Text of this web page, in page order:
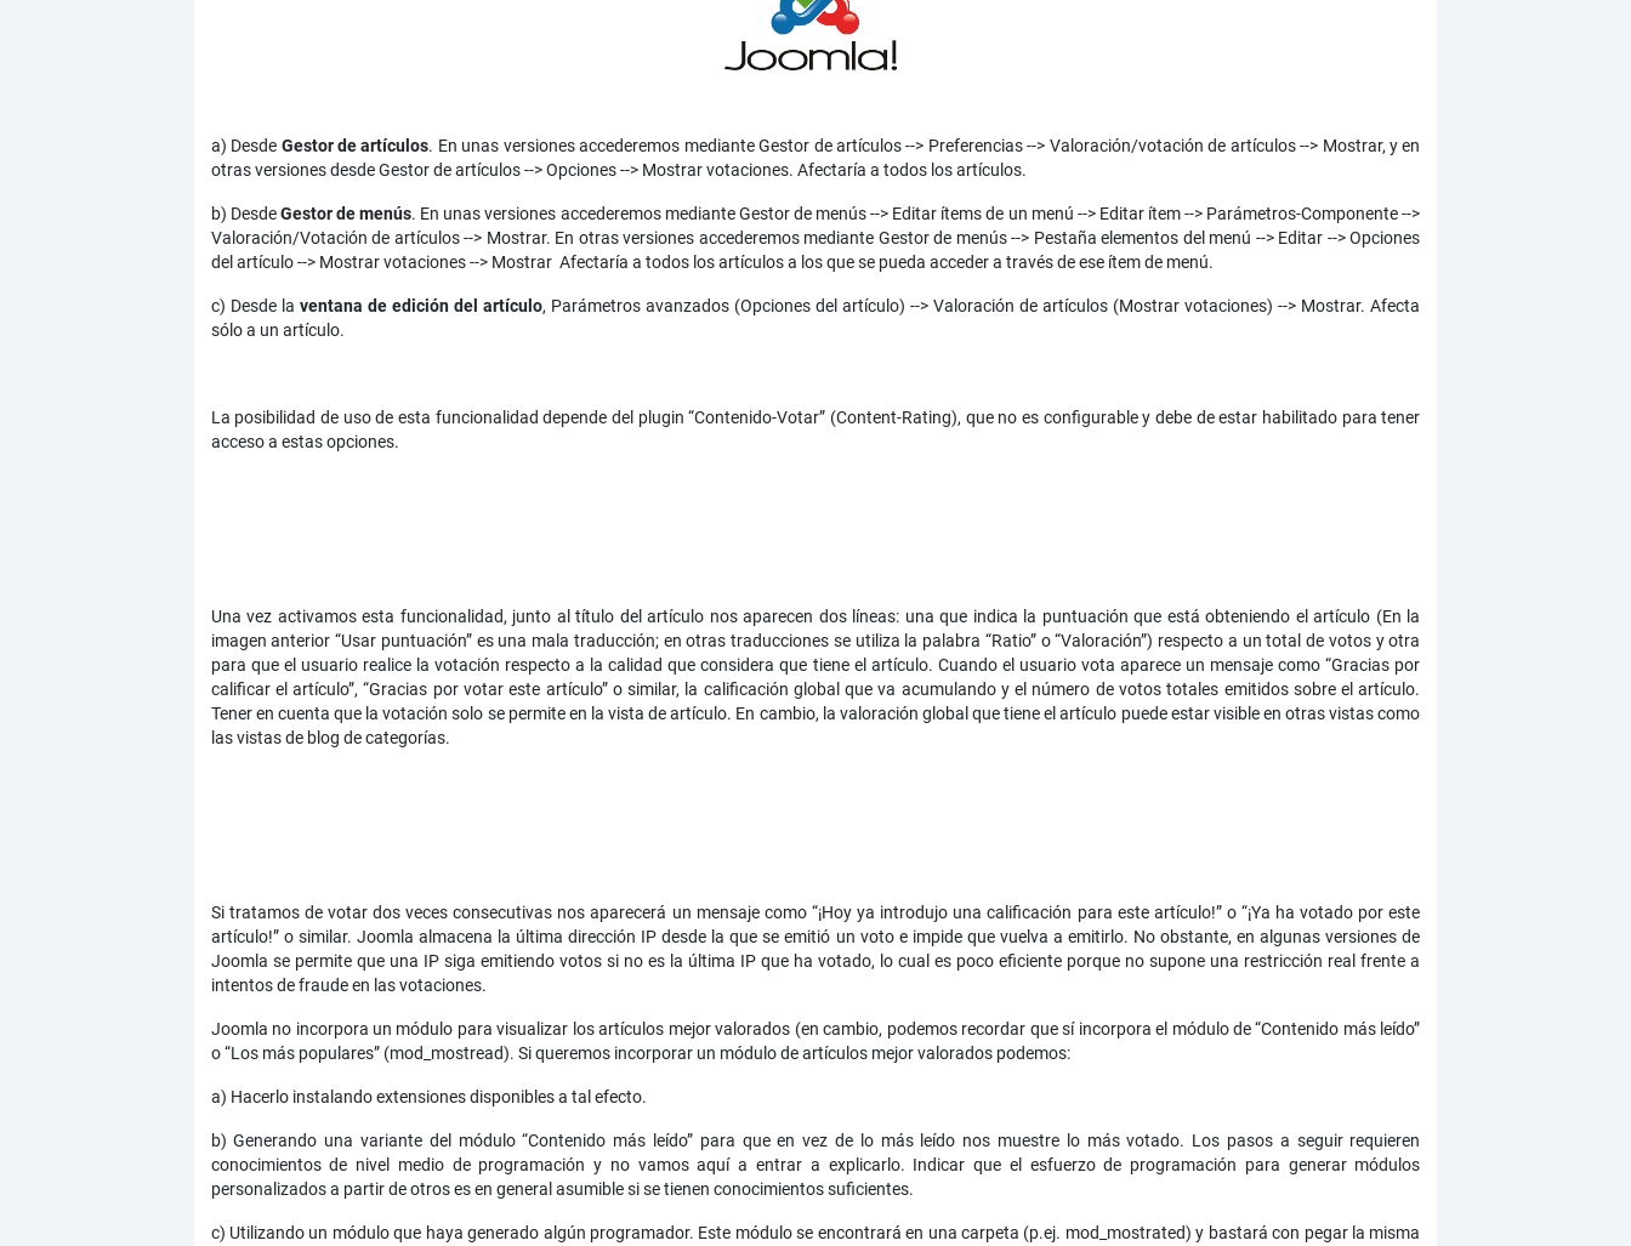
a) Desde Gestor de artículos. En unas versiones accederemos mediante Gestor de artículos --> Preferencias --> Valoración/votación de artículos --> Mostrar, y en
otras versiones desde Gestor de artículos --> Opciones --> Mostrar votaciones. Afectaría a todos los artículos.
b) DesdeGestor de menús. En unas versiones accederemos mediante Gestor de menús --> Editar ítems de un menú --> Editar ítem --> Parámetros-Componente -->
Valoración/Votación de artículos --> Mostrar. En otras versiones accederemos mediante Gestor de menús --> Pestaña elementos del menú --> Editar --> Opciones
del artículo --> Mostrar votaciones --> Mostrar Afectaría a todos los artículos a los que se pueda acceder a través de ese ítem de menú.
c) Desde la ventana de edición del artículo, Parámetros avanzados (Opciones del artículo) --> Valoración de artículos (Mostrar votaciones) --> Mostrar. Afecta
sólo a un artículo.
La posibilidad de uso de esta funcionalidad depende del plugin “Contenido-Votar” (Content-Rating), que no es configurable y debe de estar habilitado para tener
acceso a estas opciones.
Una vez activamos esta funcionalidad, junto al título del artículo nos aparecen dos líneas: una que indica la puntuación que está obteniendo el artículo (En la
imagen anterior “Usar puntuación” es una mala traducción; en otras traducciones se utiliza la palabra “Ratio” o “Valoración”) respecto a un total de votos y otra
para que el usuario realice la votación respecto a la calidad que considera que tiene el artículo. Cuando el usuario vota aparece un mensaje como “Gracias por
calificar el artículo”, “Gracias por votar este artículo” o similar, la calificación global que va acumulando y el número de votos totales emitidos sobre el artículo.
Tener en cuenta que la votación solo se permite en la vista de artículo. En cambio, la valoración global que tiene el artículo puede estar visible en otras vistas como
las vistas de blog de categorías.
Si tratamos de votar dos veces consecutivas nos aparecerá un mensaje como “¡Hoy ya introdujo una calificación para este artículo!” o “¡Ya ha votado por este
artículo!” o similar. Joomla almacena la última dirección IP desde la que se emitió un voto e impide que vuelva a emitirlo. No obstante, en algunas versiones de
Joomla se permite que una IP siga emitiendo votos si no es la última IP que ha votado, lo cual es poco eficiente porque no supone una restricción real frente a
intentos de fraude en las votaciones.
Joomla no incorpora un módulo para visualizar los artículos mejor valorados (en cambio, podemos recordar que sí incorpora el módulo de “Contenido más leído”
o “Los más populares” (mod_mostread). Si queremos incorporar un módulo de artículos mejor valorados podemos:
a) Hacerlo instalando extensiones disponibles a tal efecto.
b) Generando una variante del módulo “Contenido más leído” para que en vez de lo más leído nos muestre lo más votado. Los pasos a seguir requieren
conocimientos de nivel medio de programación y no vamos aquí a entrar a explicarlo. Indicar que el esfuerzo de programación para generar módulos
personalizados a partir de otros es en general asumible si se tienen conocimientos suficientes.
c) Utilizando un módulo que haya generado algún programador. Este módulo se encontrará en una carpeta (p.ej. mod_mostrated) y bastará con pegar la misma